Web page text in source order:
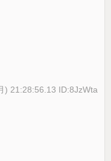
) 21:28:56.13 ID:8JzWta